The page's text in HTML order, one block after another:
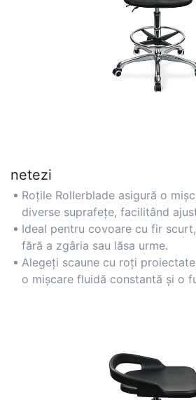
netezi
Roțile Rollerblade asigură o
diverse suprafețe, facilitând
birou.
Ideal pentru covoare cu fir
fără a zgâria sau lăsa urme.
Alegeți scaune cu roți
o mișcare fluidă constantă și o